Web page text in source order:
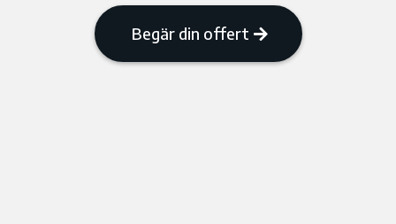
Begär din offert